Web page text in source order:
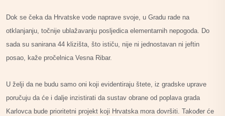
Dok se čeka da Hrvatske vode naprave svoje, u Gradu rade na
otklanjanju, točnije ublažavanju posljedica elementarnih nepogoda. Do
sada su sanirana 44 klizišta, što ističu, nije ni jednostavan ni jeftin
posao, kaže pročelnica Vesna Ribar.
U želji da ne budu samo oni koji evidentiraju štete, iz gradske uprave
poručuju da će i dalje inzistirati da sustav obrane od poplava grada
Karlovca bude prioritetni projekt koji Hrvatska mora dovršiti. Također će